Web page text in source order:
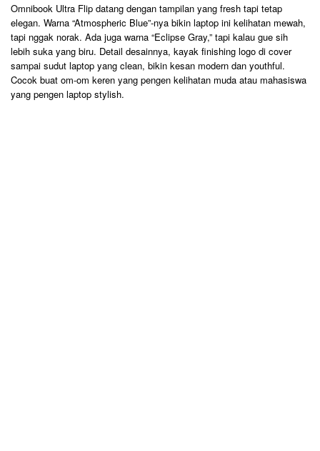
Omnibook Ultra Flip datang dengan tampilan yang fresh tapi tetap
elegan. Warna “Atmospheric Blue”-nya bikin laptop ini kelihatan mewah,
tapi nggak norak. Ada juga warna “Eclipse Gray,” tapi kalau gue sih
lebih suka yang biru. Detail desainnya, kayak finishing logo di cover
sampai sudut laptop yang clean, bikin kesan modern dan youthful.
Cocok buat om-om keren yang pengen kelihatan muda atau mahasiswa
yang pengen laptop stylish.